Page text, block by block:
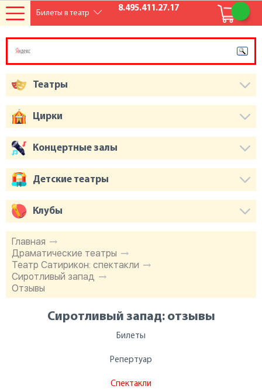
8.495.411.27.17
Главная
Драматические театры
Театр Сатирикон: спектакли
Сиротливый запад
Отзывы
Сиротливый запад: отзывы
Билеты
Репертуар
Спектакли
Театры
Цирки
Концертные залы
Детские театры
Клубы
Билеты в театр